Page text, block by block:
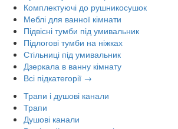
Комплектуючі до рушникосушок
Меблі для ванної кімнати
Підвісні тумби під умивальник
Підлогові тумби на ніжках
Стільниці під умивальник
Дзеркала в ванну кімнату
Всі підкатегорії →
Трапи і душові канали
Трапи
Душові канали